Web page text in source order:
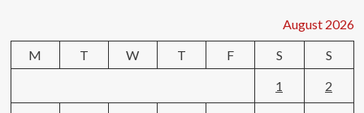
August 2026
M
T W T F S
S
1
2